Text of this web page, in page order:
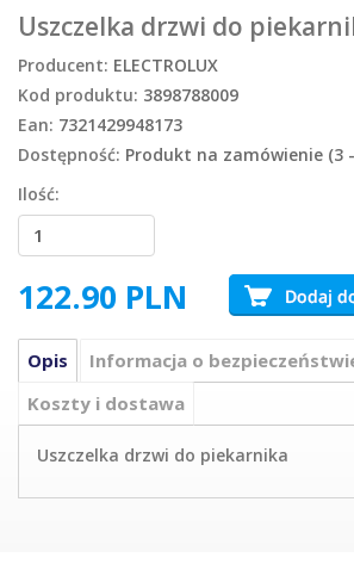
Uszczelka drzwi do
Producent: ELECTROLUX
Kod produktu: 3898788009
Ean: 7321429948173
Dostępność: Produkt na zamówienie (3
Ilość:
122.90 PLN
Opis Informacja o
Koszty i dostawa
Uszczelka drzwi do piekarnika